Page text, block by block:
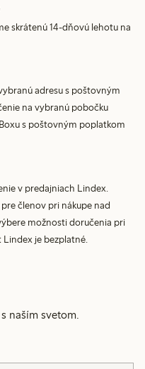
skrátenú 14-dňovú lehotu na
adresu s poštovným
na vybranú pobočku
s poštovným poplatkom
v predajniach Lindex.
členov pri nákupe nad
možnosti doručenia pri
je bezplatné.
naším svetom.